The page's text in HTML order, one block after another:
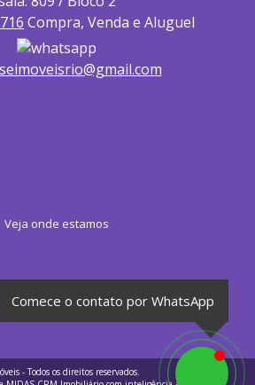
Compra, Venda e Aluguel
Veja onde estamos
Comece o contato por WhatsApp
- Todos os direitos reservados.